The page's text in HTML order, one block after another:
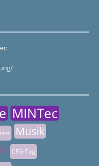
MINTec
Musik
CFG-Tag